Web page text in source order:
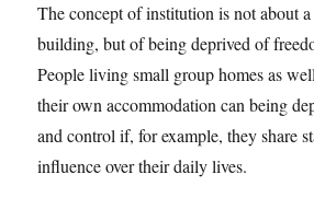
The concept of institution is not about
building, but of being deprived of
People living small group homes as
their own accommodation can being
and control if, for example, they share
influence over their daily lives.